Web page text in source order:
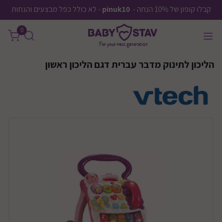
קבלו קופון של 10% הנחה - pinuk10 - לא כולל כפל מבצעים והנחות
0
הליכון לתינוק מדבר עברית דגם הליכון ראשון